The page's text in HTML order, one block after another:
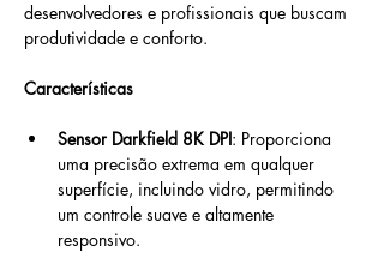
desenvolvedores e profissionais que buscam
produtividade e conforto.
Características
Sensor Darkfield 8K DPI: Proporciona
uma precisão extrema em qualquer
superfície, incluindo vidro, permitindo
um controle suave e altamente
responsivo.